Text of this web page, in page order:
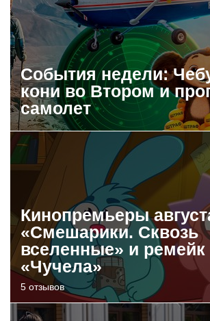
События недели:
кони во Втором и
самолет
Кинопремьеры
«Смешарики. Сквозь
вселенные» и ремейк
«Чучела»
5 отзывов